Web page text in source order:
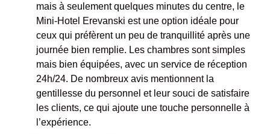
mais à seulement quelques minutes du centre, le
Mini-Hotel Erevanski est une option idéale pour
ceux qui préfèrent un peu de tranquillité après une
journée bien remplie. Les chambres sont simples
mais bien équipées, avec un service de réception
24h/24. De nombreux avis mentionnent la
gentillesse du personnel et leur souci de satisfaire
les clients, ce qui ajoute une touche personnelle à
l’expérience.